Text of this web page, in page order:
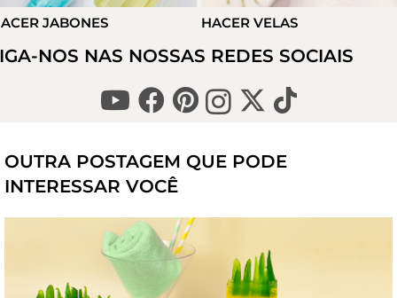
JABONES HACER VELAS
NOS NAS NOSSAS REDES SOCIAIS
OUTRA POSTAGEM QUE PODE
INTERESSAR VOCÊ